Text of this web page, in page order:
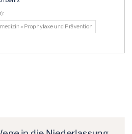
» Prophylaxe und Prävention